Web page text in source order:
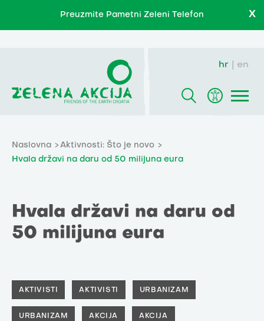
Preuzmite Pametni Zeleni Telefon X
hr en
Naslovna
Aktivnosti: Što je novo
Hvala državi na daru od 50 milijuna eura
Hvala državi na daru od
50 milijuna eura
AKTIVISTI AKTIVISTI URBANIZAM
URBANIZAM AKCIJA AKCIJA